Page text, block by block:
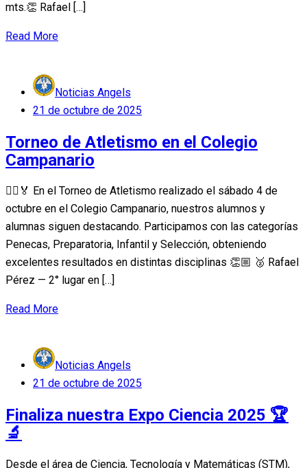
mts.👏 Rafael […]
Read More
Noticias Angels
Posted
21 de octubre de 2025
Torneo de Atletismo en el Colegio
Campanario
🏃‍♀️🏅 En el Torneo de Atletismo realizado el sábado 4 de
octubre en el Colegio Campanario, nuestros alumnos y
alumnas siguen destacando. Participamos con las categorías
Penecas, Preparatoria, Infantil y Selección, obteniendo
excelentes resultados en distintas disciplinas 👏🏼 🥈 Rafael
Pérez — 2° lugar en […]
Read More
Noticias Angels
Posted
21 de octubre de 2025
Finaliza nuestra Expo Ciencia 2025 🏆
🔬
Desde el área de Ciencia, Tecnología y Matemáticas (STM),